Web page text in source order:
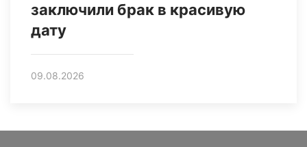
заключили брак в красивую
дату
09.08.2026